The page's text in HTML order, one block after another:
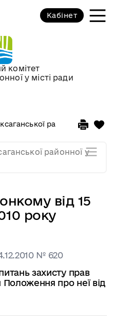
комітет
у місті ради
Кабінет
районної у місті
від 15
року
№ 620
захисту прав
про неї від
районної у
від 17
від 17